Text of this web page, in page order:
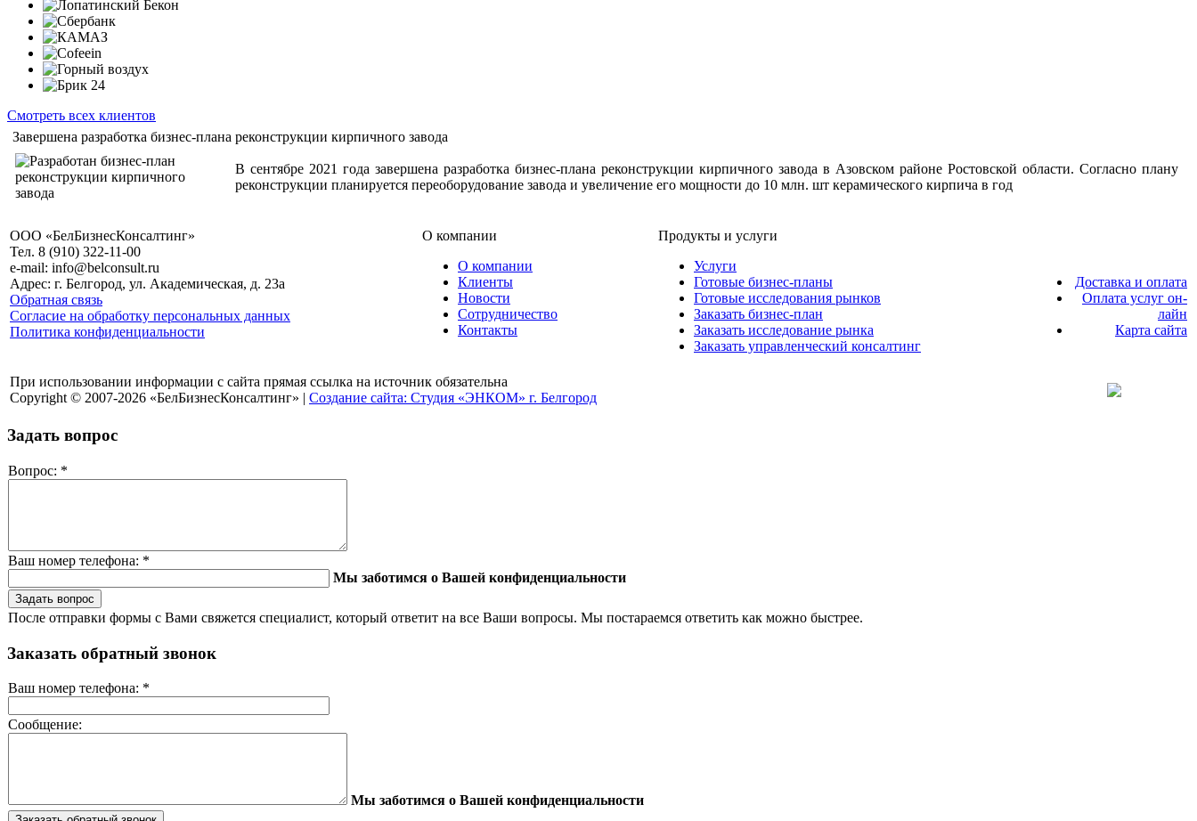
Смотреть всех клиентов
Завершена разработка бизнес-плана реконструкции кирпичного завода
В сентябре 2021 года завершена разработка бизнес-плана реконструкции кирпичного завода в Азовском районе Ростовской области. Согласно плану
реконструкции планируется переоборудование завода и увеличение его мощности до 10 млн. шт керамического кирпича в год
ООО «БелБизнесКонсалтинг»
Тел. 8 (910) 322-11-00
e-mail: info@belconsult.ru
Адрес: г. Белгород, ул. Академическая, д. 23а
Обратная связь
Согласие на обработку персональных данных
Политика конфиденциальности
О компании
О компании
Клиенты
Новости
Сотрудничество
Контакты
Продукты и услуги
Услуги
Готовые бизнес-планы
Готовые исследования рынков
Заказать бизнес-план
Заказать исследование рынка
Заказать управленческий консалтинг
Доставка и оплата
Оплата услуг он-
лайн
Карта сайта
При использовании информации с сайта прямая ссылка на источник обязательна
Copyright © 2007-2026 «БелБизнесКонсалтинг» | Создание сайта: Студия «ЭНКОМ» г. Белгород
Задать вопрос
Вопрос: *
Ваш номер телефона: *
Мы заботимся о Вашей конфиденциальности
После отправки формы с Вами свяжется специалист, который ответит на все Ваши вопросы. Мы постараемся ответить как можно быстрее.
Заказать обратный звонок
Ваш номер телефона: *
Сообщение:
Мы заботимся о Вашей конфиденциальности